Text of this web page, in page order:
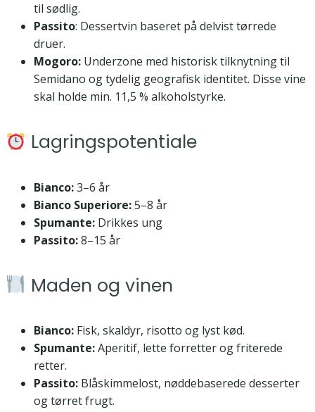
til sødlig.
Passito: Dessertvin baseret på delvist tørrede
druer.
Mogoro: Underzone med historisk tilknytning til
Semidano og tydelig geografisk identitet. Disse vine
skal holde min. 11,5 % alkoholstyrke.
Lagringspotentiale
Bianco:3–6 år
Bianco Superiore:5–8 år
Spumante: Drikkes ung
Passito:8–15 år
Maden og vinen
Bianco: Fisk, skaldyr, risotto og lyst kød.
Spumante:Aperitif, lette forretter og friterede
retter.
Passito: Blåskimmelost, nøddebaserede desserter
og tørret frugt.